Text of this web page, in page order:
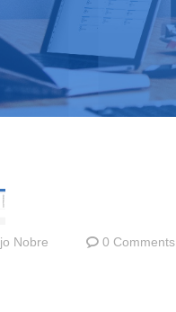
Nobre
0 Comments